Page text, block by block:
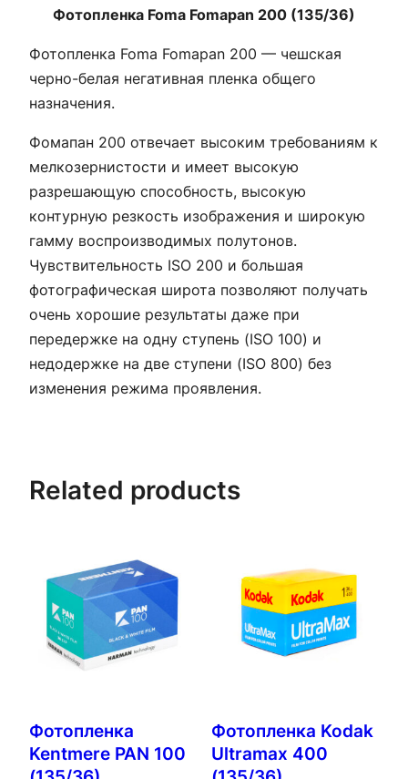
Фотопленка Foma Fomapan 200 (135/36)
Фотопленка Foma Fomapan 200 — чешская
черно-белая негативная пленка общего
назначения.
Фомапан 200 отвечает высоким требованиям к
мелкозернистости и имеет высокую
разрешающую способность, высокую
контурную резкость изображения и широкую
гамму воспроизводимых полутонов.
Чувствительность ISO 200 и большая
фотографическая широта позволяют получать
очень хорошие результаты даже при
передержке на одну ступень (ISO 100) и
недодержке на две ступени (ISO 800) без
изменения режима проявления.
Related products
Фотопленка
Kentmere PAN 100
Фотопленка Kodak
Ultramax 400